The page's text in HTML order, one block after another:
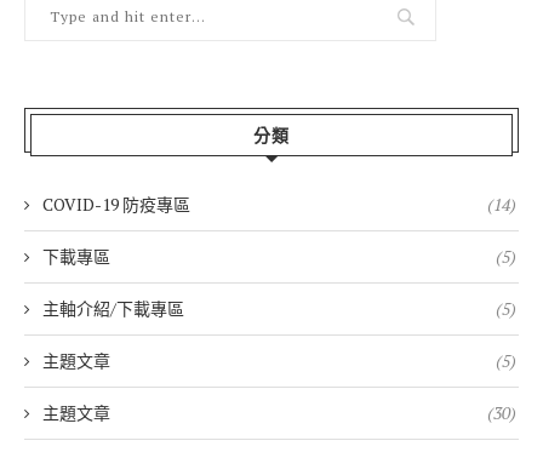
分類
COVID-19 防疫專區 (14)
下載專區 (5)
主軸介紹/下載專區 (5)
主題文章 (5)
主題文章 (30)